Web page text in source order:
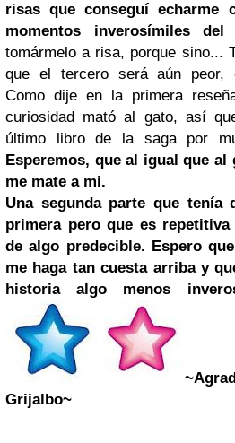
risas que conseguí echarme
momentos inverosímiles
tomármelo a risa, porque sino...
que el tercero será aún peor,
Como dije en la primera
curiosidad mató al gato, así
último libro de la saga por
Esperemos, que al igual que
me mate a mi.
Una segunda parte que tenía
primera pero que es
de algo predecible. Espero
me haga tan cuesta arriba y
historia algo menos
Grijalbo~